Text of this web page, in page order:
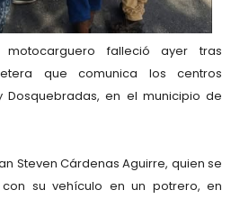
falleció ayer tras
que comunica los centros
en el municipio de
Steven Cárdenas Aguirre, quien se
su vehículo en un potrero, en